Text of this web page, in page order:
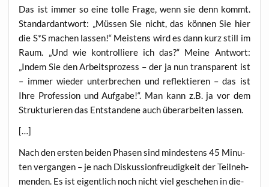
Das ist immer so eine tol­le Fra­ge, wenn sie denn kommt.
Stan­dard­ant­wort: „Müs­sen Sie nicht, das kön­nen Sie hier
die S*S machen las­sen!“ Meis­tens wird es dann kurz still im
Raum. „Und wie kon­trol­lie­re ich das?“ Mei­ne Ant­wort:
„Indem Sie den Arbeits­pro­zess – der ja nun trans­pa­rent ist
– immer wie­der unter­bre­chen und reflek­tie­ren – das ist
Ihre Pro­fes­si­on und Auf­ga­be!“. Man kann z.B. ja vor dem
Struk­tu­rie­ren das Ent­stan­de­ne auch über­ar­bei­ten lassen.
[…]
Nach den ers­ten bei­den Pha­sen sind min­des­tens 45 Minu­
ten ver­gan­gen – je nach Dis­kus­si­on­freu­dig­keit der Teil­neh­
men­den. Es ist eigent­lich noch nicht viel gesche­hen in die­